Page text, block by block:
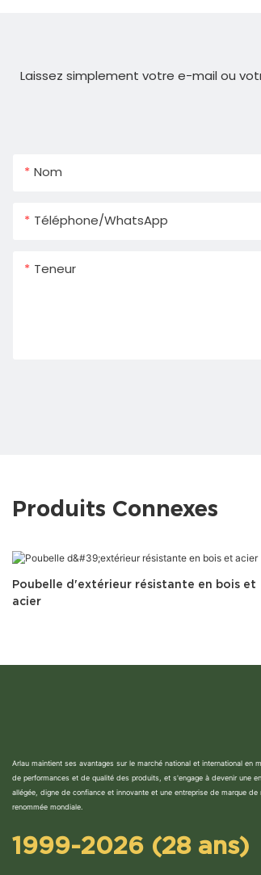
Laissez simplement votre e-mail ou
Nom
Téléphone/WhatsApp
Teneur
Produits Connexes
Poubelle d'extérieur résistante en bois et
acier
Arlau maintient ses avantages sur le marché national et international en
de performances et de qualité des produits, et s'engage à devenir une
allégée, digne de confiance et innovante et une entreprise de marque de
renommée mondiale.
1999-2026 (28 ans)